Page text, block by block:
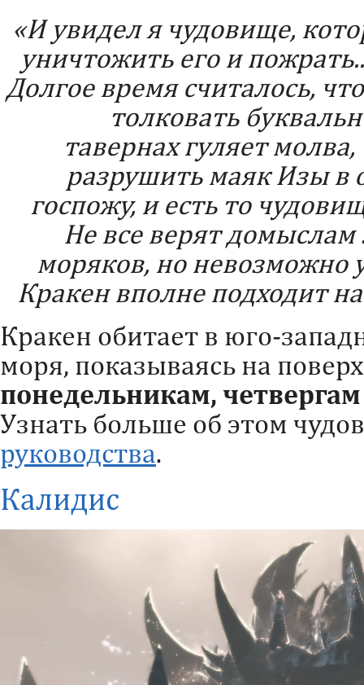
«И увидел я чудовище,
уничтожить его и
Долгое время считалось,
толковать
тавернах гуляет
разрушить маяк Изы в
госпожу, и есть то
Не все верят
моряков, но невозможно
Кракен вполне подходит
Кракен обитает в юго-
моря, показываясь на
понедельникам,
Узнать больше об этом
руководства.
Калидис